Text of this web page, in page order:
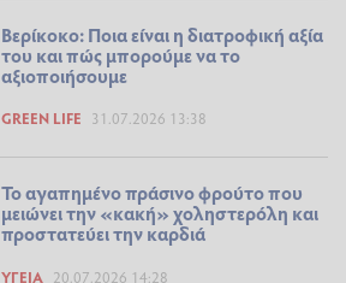
Βερίκοκο: Ποια είναι η διατροφική αξία
του και πώς μπορούμε να το
αξιοποιήσουμε
GREEN LIFE 31.07.2026 13:38
Το αγαπημένο πράσινο φρούτο που
μειώνει την «κακή» χοληστερόλη και
προστατεύει την καρδιά
ΥΓΕΊΑ 20.07.2026 14:28